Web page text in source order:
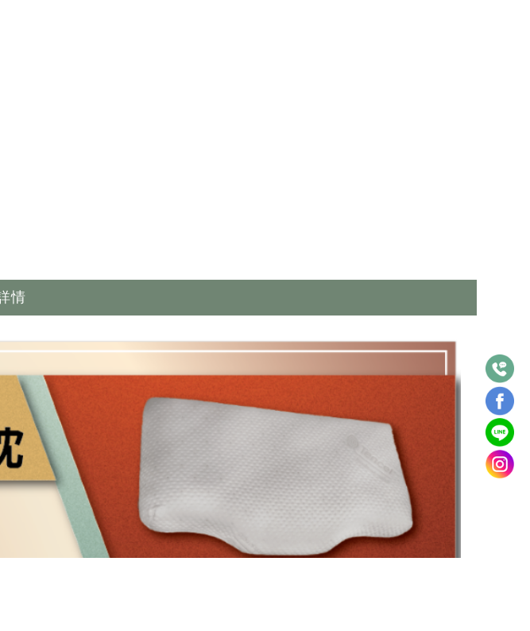
電話：04-2635-9797
台中市沙鹿區光華路48號
營業時間： 每日11：00-20：00
·
豐原床墊推薦